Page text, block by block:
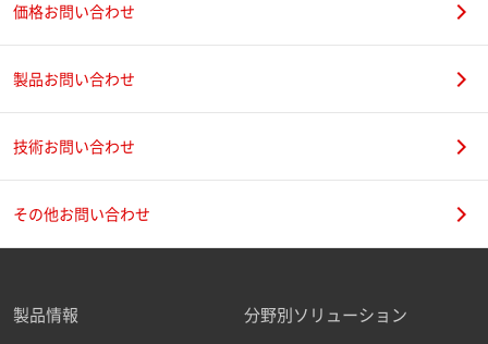
価格お問い合わせ
製品お問い合わせ
技術お問い合わせ
その他お問い合わせ
製品情報 分野別ソリューション